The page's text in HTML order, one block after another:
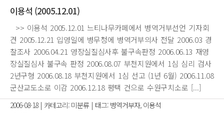
이용석 (2005.12.01)
>> 이용석 2005.12.01 느티나무카페에서 병역거부선언 기자회
견 2005.12.21 입영일에 병무청에 병역거부의사 전달 2006.03 경
찰조사 2006.04.21 영장실질심사후 불구속판정 2006.06.13 재영
장실질심사 불구속 판정 2006.08.07 부천지원에서 1심 심리 검사
2년구형 2006.08.18 부천지원에서 1심 선고 (1년 6월) 2006.11.08
군산교도소로 이감 2006.12.18 평택 건으로 수원구치소로 [...]
2006-08-18 | 카테고리: 미분류 | 태그: 병역거부자, 이용석